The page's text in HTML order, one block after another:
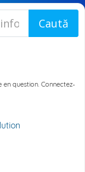
en question. Connectez-